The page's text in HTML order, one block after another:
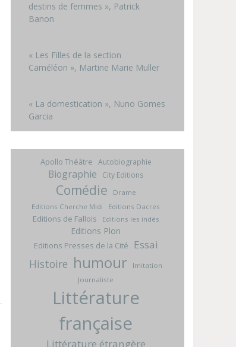
destins de femmes », Patrick
Banon
« Les Filles de la section
Caméléon », Martine Marie Muller
« La domestication », Nuno Gomes
Garcia
Apollo Théâtre Autobiographie
Biographie City Editions
Comédie
Drame
Editions Cherche Midi
Editions Dacres
Editions de Fallois Editions les indés
Editions Plon
Editions Presses de la Cité Essai
Histoire humour
Imitation
Journaliste
Littérature
française
Littérature étrangère